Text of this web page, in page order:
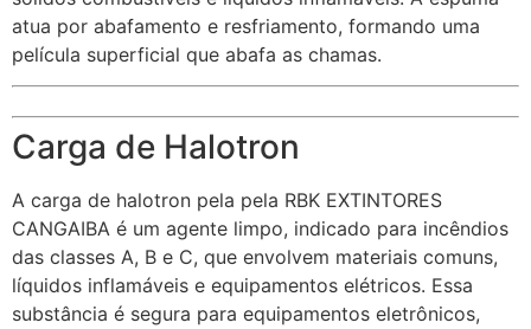
atua por abafamento e resfriamento, formando uma
película superficial que abafa as chamas.
Carga de Halotron
A carga de halotron pela pela RBK EXTINTORES
CANGAIBA é um agente limpo, indicado para incêndios
das classes A, B e C, que envolvem materiais comuns,
líquidos inflamáveis e equipamentos elétricos. Essa
substância é segura para equipamentos eletrônicos,